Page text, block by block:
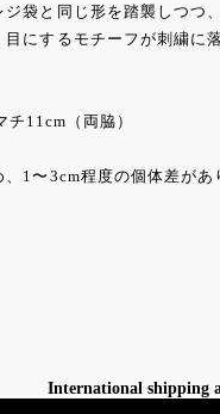
袋と同じ形を踏襲しつつ
にするモチーフが刺繍に
11cm（両脇）
1〜3cm程度の個体差があ
International shipping